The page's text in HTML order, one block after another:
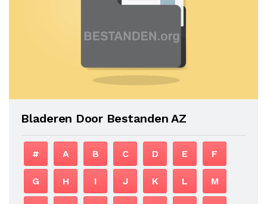
Bladeren Door Bestanden AZ
# A B C D E F
G H I J K L M